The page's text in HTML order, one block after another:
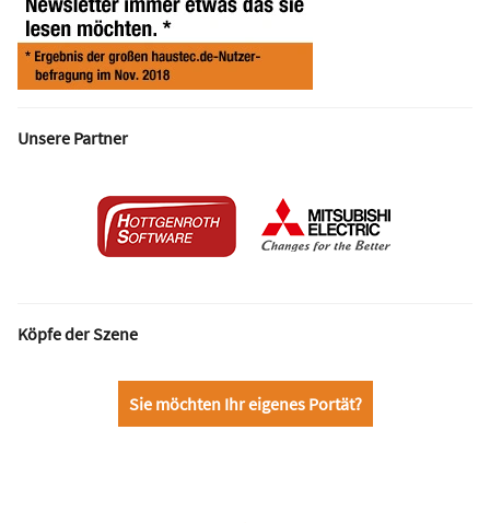
Unsere Partner
Köpfe der Szene
Sie möchten Ihr eigenes Portät?